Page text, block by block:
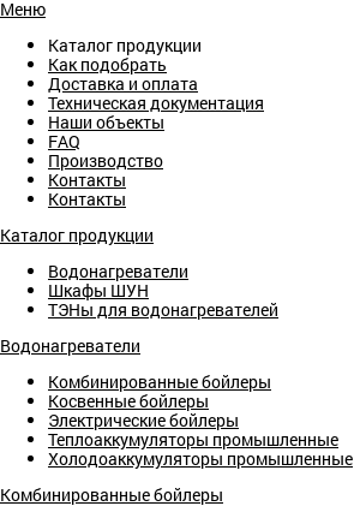
Меню
Каталог продукции
Как подобрать
Доставка и оплата
Техническая документация
Наши объекты
FAQ
Производство
Контакты
Контакты
Каталог продукции
Водонагреватели
Шкафы ШУН
ТЭНы для водонагревателей
Водонагреватели
Комбинированные бойлеры
Косвенные бойлеры
Электрические бойлеры
Теплоаккумуляторы промышленные
Холодоаккумуляторы промышленные
Комбинированные бойлеры